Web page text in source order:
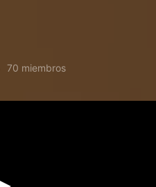
70 miembros